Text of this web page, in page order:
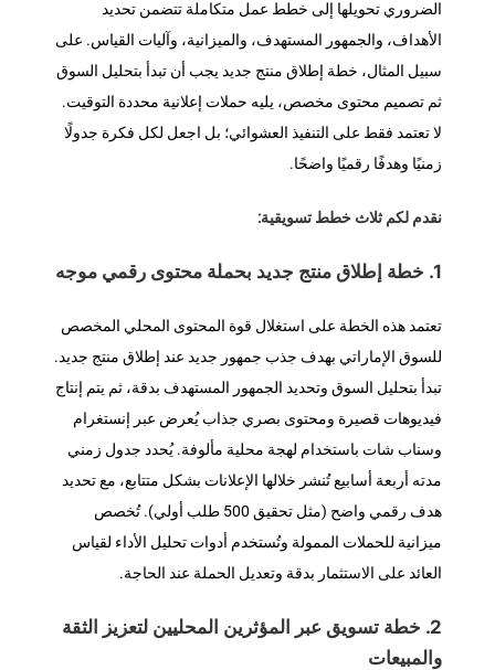
الضروري تحويلها إلى خطط عمل متكاملة تتضمن تحديد
الأهداف، والجمهور المستهدف، والميزانية، وآليات القياس. على
سبيل المثال، خطة إطلاق منتج جديد يجب أن تبدأ بتحليل السوق
ثم تصميم محتوى مخصص، يليه حملات إعلانية محددة التوقيت.
لا تعتمد فقط على التنفيذ العشوائي؛ بل اجعل لكل فكرة جدولًا
زمنيًا وهدفًا رقميًا واضحًا.
نقدم لكم ثلاث خطط تسويقية:
1. خطة إطلاق منتج جديد بحملة محتوى رقمي موجه
تعتمد هذه الخطة على استغلال قوة المحتوى المحلي المخصص
للسوق الإماراتي بهدف جذب جمهور جديد عند إطلاق منتج جديد.
تبدأ بتحليل السوق وتحديد الجمهور المستهدف بدقة، ثم يتم إنتاج
فيديوهات قصيرة ومحتوى بصري جذاب يُعرض عبر إنستغرام
وسناب شات باستخدام لهجة محلية مألوفة. يُحدد جدول زمني
مدته أربعة أسابيع تُنشر خلالها الإعلانات بشكل متتابع، مع تحديد
هدف رقمي واضح (مثل تحقيق 500 طلب أولي). تُخصص
ميزانية للحملات الممولة وتُستخدم أدوات تحليل الأداء لقياس
العائد على الاستثمار بدقة وتعديل الحملة عند الحاجة.
2. خطة تسويق عبر المؤثرين المحليين لتعزيز الثقة
والمبيعات